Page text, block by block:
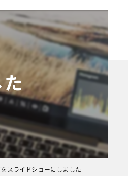
た
スライドショーにしました